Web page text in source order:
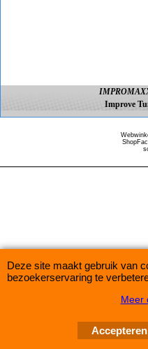
Improve
Deze site maakt gebruik van
bezoekerservaring te
Meer
Accepteren